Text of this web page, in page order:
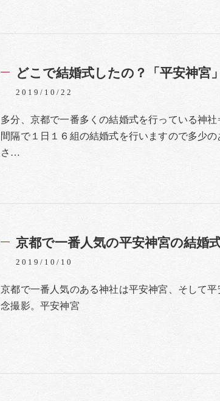
どこで結婚式したの？「平安神宮
2019/10/22
多分、京都で一番多くの結婚式を行っている神
間隔で１日１６組の結婚式を行いますので多少
さ…
京都で一番人気の平安神宮の結婚
2019/10/10
京都で一番人気のある神社は平安神宮、そして
念撮影。平安神宮